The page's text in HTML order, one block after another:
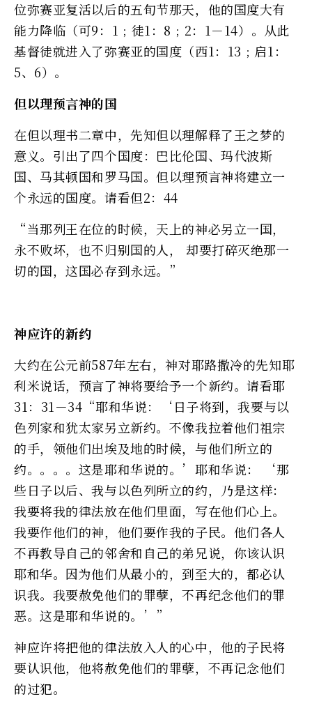
位弥赛亚复活以后的五旬节那天，他的国度大有
能力降临（可9：1﹔徒1：8﹔2：1－14）。从此
基督徒就进入了弥赛亚的国度（西1：13﹔启1：
5、6）。
但以理预言神的国
在但以理书二章中，先知但以理解释了王之梦的
意义。引出了四个国度：巴比伦国、玛代波斯
国、马其顿国和罗马国。但以理预言神将建立一
个永远的国度。请看但2：44
“当那列王在位的时候，天上的神必另立一国，
永不败坏，也不归别国的人， 却要打碎灭绝那一
切的国，这国必存到永远。”
神应许的新约
大约在公元前587年左右，神对耶路撒冷的先知耶
利米说话，预言了神将要给予一个新约。请看耶
31：31－34“耶和华说：‘日子将到，我要与以
色列家和犹太家另立新约。不像我拉着他们祖宗
的手，领他们出埃及地的时候，与他们所立的
约。。。。这是耶和华说的。’耶和华说： ‘那
些日子以后、我与以色列所立的约，乃是这样：
我要将我的律法放在他们里面，写在他们心上。
我要作他们的神，他们要作我的子民。他们各人
不再教导自己的邻舍和自己的弟兄说，你该认识
耶和华。因为他们从最小的，到至大的，都必认
识我。我要赦免他们的罪孽，不再纪念他们的罪
恶。这是耶和华说的。’”
神应许将把他的律法放入人的心中，他的子民将
要认识他，他将赦免他们的罪孽，不再记念他们
的过犯。